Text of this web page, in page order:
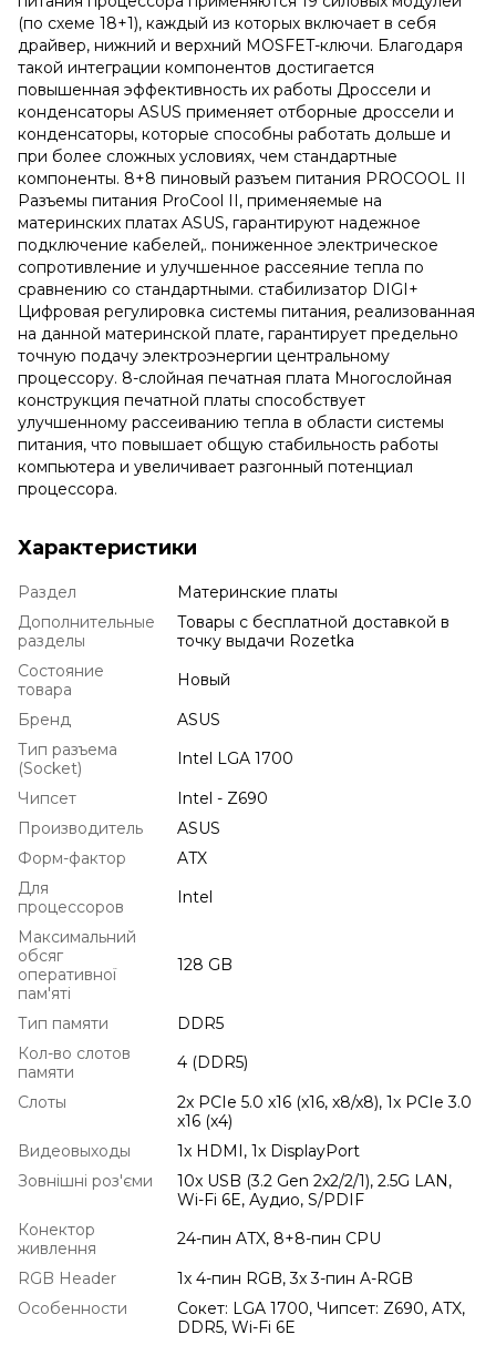
(по схеме 18+1), каждый из которых включает в себя
драйвер, нижний и верхний MOSFET-ключи. Благодаря
такой интеграции компонентов достигается
повышенная эффективность их работы Дроссели и
конденсаторы ASUS применяет отборные дроссели и
конденсаторы, которые способны работать дольше и
при более сложных условиях, чем стандартные
компоненты. 8+8 пиновый разъем питания PROCOOL II
Разъемы питания ProCool II, применяемые на
материнских платах ASUS, гарантируют надежное
подключение кабелей,. пониженное электрическое
сопротивление и улучшенное рассеяние тепла по
сравнению со стандартными. стабилизатор DIGI+
Цифровая регулировка системы питания, реализованная
на данной материнской плате, гарантирует предельно
точную подачу электроэнергии центральному
процессору. 8-слойная печатная плата Многослойная
конструкция печатной платы способствует
улучшенному рассеиванию тепла в области системы
питания, что повышает общую стабильность работы
компьютера и увеличивает разгонный потенциал
процессора.
Характеристики
Раздел
Материнские платы
Дополнительные
разделы
Товары с бесплатной доставкой в
точку выдачи Rozetka
Состояние
товара
Новый
Бренд
ASUS
Тип разъема
(Socket)
Intel LGA 1700
Чипсет
Intel - Z690
Производитель
ASUS
Форм-фактор
ATX
Для
процессоров
Intel
Максимальний
обсяг
оперативної
пам'яті
128 GB
Тип памяти
DDR5
Кол-во слотов
памяти
4 (DDR5)
Слоты
2x PCIe 5.0 x16 (x16, x8/x8), 1x PCIe 3.0
x16 (x4)
Видеовыходы
1x HDMI, 1x DisplayPort
Зовнішні роз'єми
10x USB (3.2 Gen 2x2/2/1), 2.5G LAN,
Wi-Fi 6E, Аудио, S/PDIF
Конектор
живлення
24-пин ATX, 8+8-пин CPU
RGB Header
1x 4-пин RGB, 3x 3-пин A-RGB
Особенности
Сокет: LGA 1700, Чипсет: Z690, ATX,
DDR5, Wi-Fi 6E